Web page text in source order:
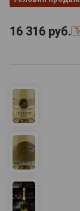
16 316 руб.